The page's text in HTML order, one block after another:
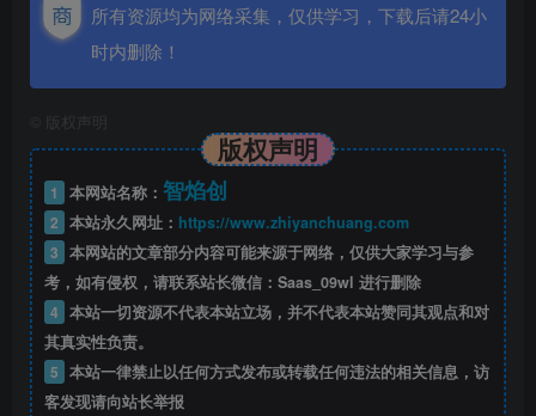
所有资源均为网络采集，仅供学习，下载后请24小
时内删除！
版权声明
版权声明
1 本网站名称： 智焰创
2 本站永久网址： https://www.zhiyanchuang.com
3 本网站的文章部分内容可能来源于网络，仅供大家学习与参
考，如有侵权，请联系站长微信：Saas_09wl 进行删除
4 本站一切资源不代表本站立场，并不代表本站赞同其观点和对
其真实性负责。
5 本站一律禁止以任何方式发布或转载任何违法的相关信息，访
客发现请向站长举报